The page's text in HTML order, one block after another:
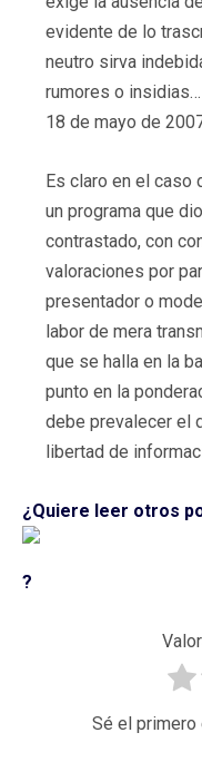
evidente de lo
neutro sirva
rumores o
18 de mayo de
Es claro en el caso
un programa que
contrastado, con
valoraciones por
presentador o
labor de mera
que se halla en la
punto en la
debe prevalecer el
libertad de
¿Quiere leer otros
?
Sé el primero